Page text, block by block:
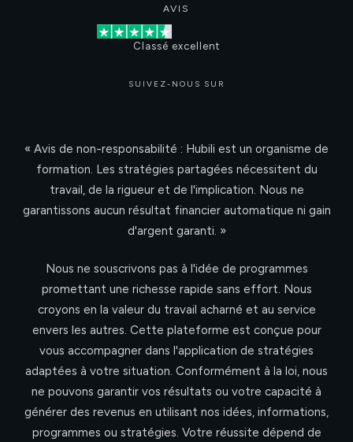
AVIS
Classé excellent
SUIVEZ-NOUS SUR
« Avis de non-responsabilité : Hubili est un organisme de
formation. Les stratégies partagées nécessitent du
travail, de la rigueur et de l'implication. Nous ne
garantissons aucun résultat financier automatique ni gain
d'argent garanti. »
Nous ne souscrivons pas à l'idée de programmes
promettant une richesse rapide sans effort. Nous
croyons en la valeur du travail acharné et au service
envers les autres. Cette plateforme est conçue pour
vous accompagner dans l'application de stratégies
adaptées à votre situation. Conformément à la loi, nous
ne pouvons garantir vos résultats ou votre capacité à
générer des revenus en utilisant nos idées, informations,
programmes ou stratégies. Votre réussite dépend de